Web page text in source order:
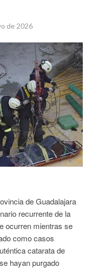
de 2026
de Guadalajara
recurrente de la
ocurren mientras se
como casos
catarata de
hayan purgado